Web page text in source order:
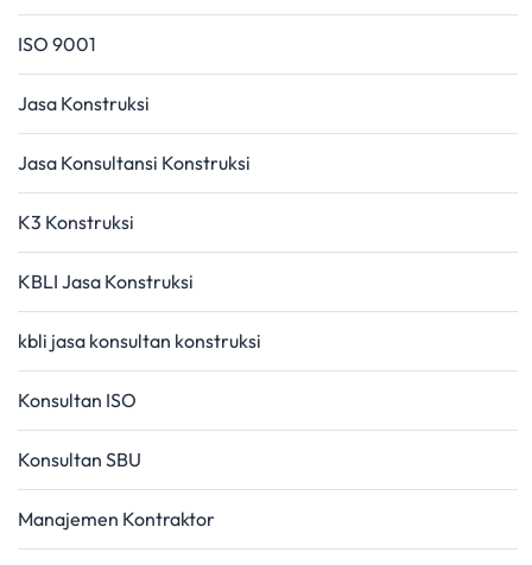
ISO 9001
Jasa Konstruksi
Jasa Konsultansi Konstruksi
K3 Konstruksi
KBLI Jasa Konstruksi
kbli jasa konsultan konstruksi
Konsultan ISO
Konsultan SBU
Manajemen Kontraktor